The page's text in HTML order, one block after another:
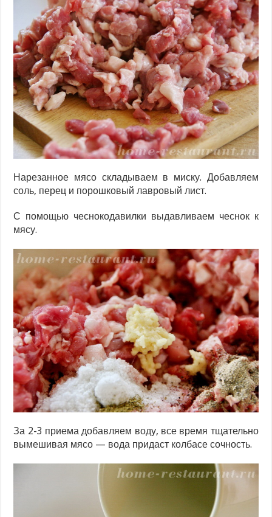
Нарезанное мясо складываем в миску. Добавляем
соль, перец и порошковый лавровый лист.
С помощью чеснокодавилки выдавливаем чеснок к
мясу.
За 2-3 приема добавляем воду, все время тщательно
вымешивая мясо — вода придаст колбасе сочность.